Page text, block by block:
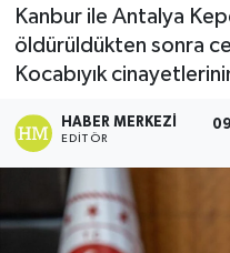
Kanbur ile Antalya
öldürüldükten sonra
Kocabıyık
HABER MERKEZI
EDITÖR
Dünya
Eğitim
Ekonomi
Eleman
Son Dakika
Haber Arşivi